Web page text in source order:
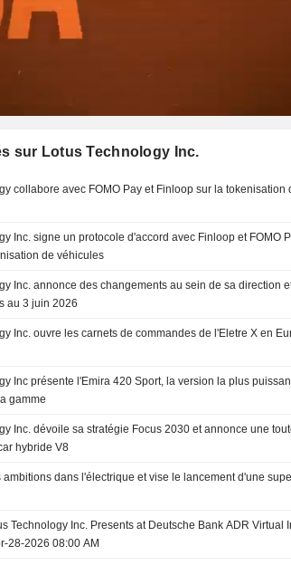
sur Lotus Technology Inc.
collabore avec FOMO Pay et Finloop sur la tokenisation
Inc. signe un protocole d'accord avec Finloop et FOMO
de véhicules
Inc. annonce des changements au sein de sa direction
au 3 juin 2026
Inc. ouvre les carnets de commandes de l'Eletre X en
Inc présente l'Emira 420 Sport, la version la plus
gamme
Inc. dévoile sa stratégie Focus 2030 et annonce une
hybride V8
ambitions dans l'électrique et vise le lancement d'une
Technology Inc. Presents at Deutsche Bank ADR Virtual
28-2026 08:00 AM